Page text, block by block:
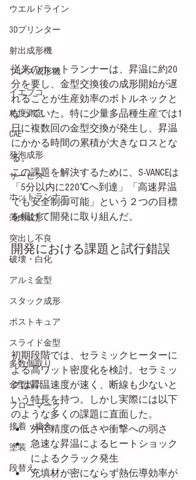
ウエルドライン
3Dプリンター
射出成形機
プレス成形機
イエプコ
粘度測定
CAE
発泡成形
サービス
ホットランナー
薄肉成形
突出し不良
破壊・白化
アルミ金型
スタック成形
ポストキュア
スライド金型
多数個取り
金型設計
フローマーク
接着・接合
塗装
段替え
従来のホットランナーは、昇温に約20
分を要し、金型交換後の成形開始が遅
れることが生産効率のボトルネックと
なっていた。特に少量多品種生産では1
日に複数回の金型交換が発生し、昇温
にかかる時間の累積が大きなロスとな
る。
この課題を解決するために、S-VANCEは
「5分以内に220℃へ到達」「高速昇温
でも安全制御可能」という２つの目標
を掲げて開発に取り組んだ。
開発における課題と試行錯誤
初期段階では、セラミックヒーターに
よる高ワット密度化を検討。セラミッ
クは昇温速度が速く、断線も少ないと
いう特長を持つ。しかし実際には以下
のような多くの課題に直面した。
外径精度の低さや衝撃への弱さ
急速な昇温によるヒートショック
によるクラック発生
充填材が密にならず熱伝導効率が